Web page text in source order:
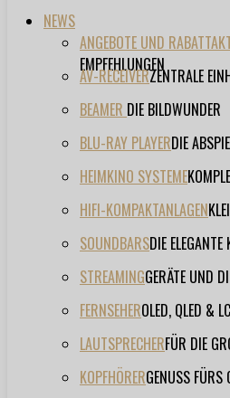
NEWS
ANGEBOTE UND
EMPFEHLUNGEN
AV-RECEIVERZENTRALE
BEAMER DIE BILDWUNDER
BLU-RAY PLAYERDIE
HEIMKINO SYSTEME
HIFI-KOMPAKTANLAGEN
SOUNDBARSDIE
STREAMINGGERÄTE UND
FERNSEHEROLED, QLED &
LAUTSPRECHERFÜR DIE
KOPFHÖRERGENUSS FÜRS